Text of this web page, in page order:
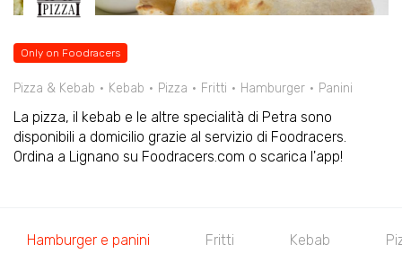
Only on Foodracers
Pizza & Kebab Kebab Pizza Fritti Hamburger Panini
La pizza, il kebab e le altre specialità di Petra sono
disponibili a domicilio grazie al servizio di Foodracers.
Ordina a Lignano su Foodracers.com o scarica l'app!
Hamburger e panini Fritti Kebab